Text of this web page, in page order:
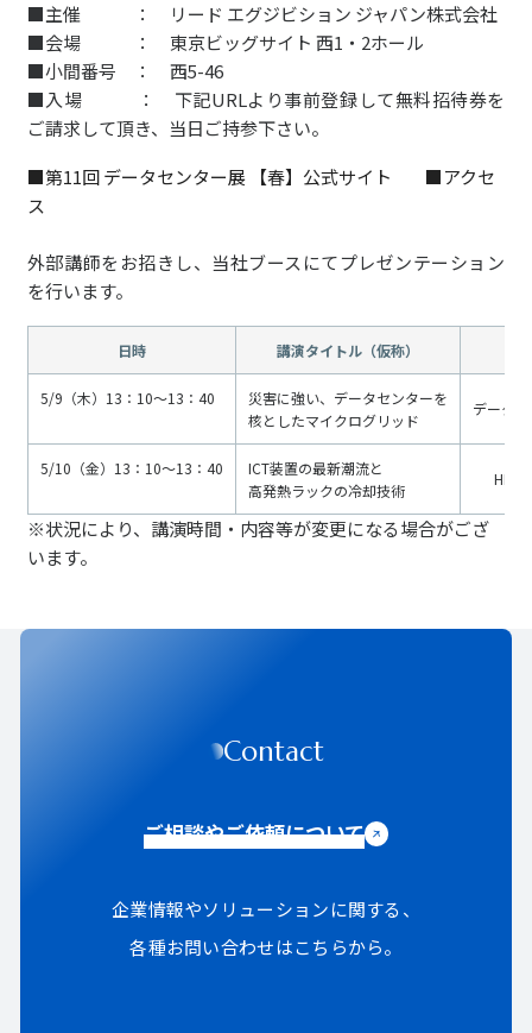
■主催 ： リード エグジビション ジャパン株式会社
■会場 ： 東京ビッグサイト 西1・2ホール
■小間番号 ： 西5-46
■入場 ： 下記URLより事前登録して無料招待券を
ご請求して頂き、当日ご持参下さい。
■第11回 データセンター展 【春】公式サイト
■アクセ
ス
外部講師をお招きし、当社ブースにてプレゼンテーション
を行います。
日時 講演タイトル（仮称）
5/9（木）13：10～13：40
災害に強い、データセンターを
核としたマイクログリッド
データ
5/10（金）13：10～13：40
ICT装置の最新潮流と
高発熱ラックの冷却技術
HPC
※状況により、講演時間・内容等が変更になる場合がござ
います。
Contact
ご相談やご依頼について
企業情報やソリューションに関する、
各種お問い合わせはこちらから。